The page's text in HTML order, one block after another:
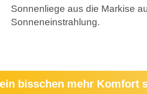
Sonnenliege aus die Markise
Sonneneinstrahlung.
bisschen mehr Komfort